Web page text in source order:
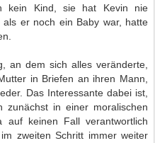
kein Kind, sie hat Kevin nie
er noch ein Baby war, hatte
an dem sich alles veränderte,
in Briefen an ihren Mann,
Das Interessante dabei ist,
in einer moralischen
auf keinen Fall verantwortlich
zweiten Schritt immer weiter